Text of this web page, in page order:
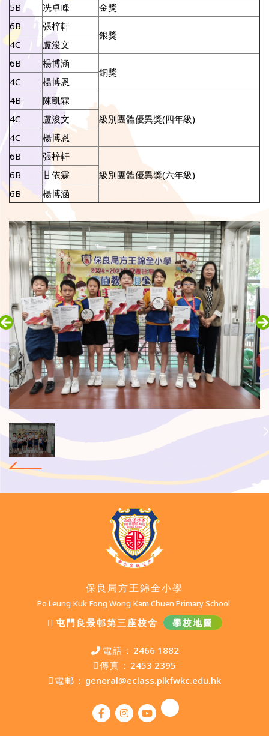
5B
冼卓峰
金獎
6B
張梓軒
銀獎
4C
盧浚文
6B
楊博涵
銅獎
4C
楊博恩
4B
陳凱霖
級別團體優異獎(四年級)
4C
盧浚文
4C
楊博恩
6B
張梓軒
級別團體優異獎(六年級)
6B
甘依霖
6B
楊博涵
保良局方王錦全小學
Po Leung Kuk Fong Wong Kam Chuen Primary School
屯門良景邨第三座校舍 學校地圖
電話： 2466 1882
傳真： 2453 2395
電郵： general@eclass.plkfwkc.edu.hk